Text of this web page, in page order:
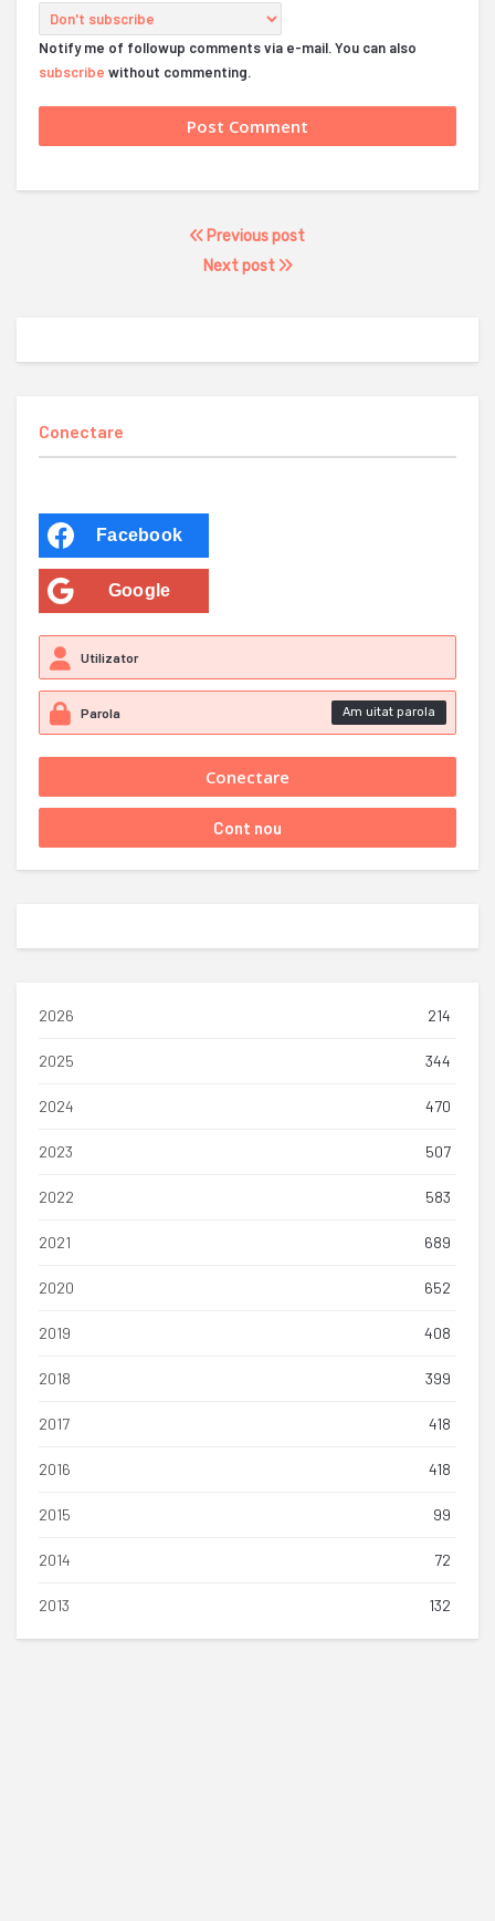
Notify me of followup comments via e-mail. You can also
subscribe without commenting.
Previous post
Next post
Conectare
Facebook
Google
Am uitat parola
2026 214
2025 344
2024 470
2023 507
2022 583
2021 689
2020 652
2019 408
2018 399
2017 418
2016 418
2015 99
2014 72
2013 132